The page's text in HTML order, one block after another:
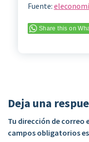
Fuente:
Share this on
Deja una
Tu dirección de correo
campos obligatorios